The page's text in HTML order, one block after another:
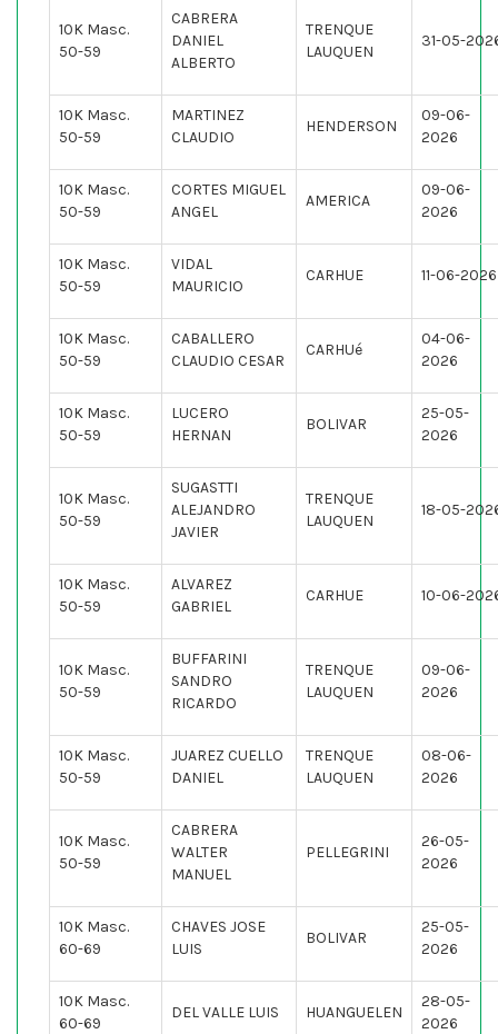
10K Masc.
50-59
CABRERA
DANIEL
ALBERTO
TRENQUE
LAUQUEN
31-05-
10K Masc.
50-59
MARTINEZ
CLAUDIO
HENDERSON
09-06-
2026
10K Masc.
50-59
CORTES MIGUEL
ANGEL
AMERICA
09-06-
2026
10K Masc.
50-59
VIDAL
MAURICIO
CARHUE 11-06-2026
10K Masc.
50-59
CABALLERO
CLAUDIO CESAR
CARHUé
04-06-
2026
10K Masc.
50-59
LUCERO
HERNAN
BOLIVAR
25-05-
2026
10K Masc.
50-59
SUGASTTI
ALEJANDRO
JAVIER
TRENQUE
LAUQUEN
18-05-
10K Masc.
50-59
ALVAREZ
GABRIEL
CARHUE 10-06-
10K Masc.
50-59
BUFFARINI
SANDRO
RICARDO
TRENQUE
LAUQUEN
09-06-
2026
10K Masc.
50-59
JUAREZ CUELLO
DANIEL
TRENQUE
LAUQUEN
08-06-
2026
10K Masc.
50-59
CABRERA
WALTER
MANUEL
PELLEGRINI
26-05-
2026
10K Masc.
60-69
CHAVES JOSE
LUIS
BOLIVAR
25-05-
2026
10K Masc.
60-69
DEL VALLE LUIS HUANGUELEN
28-05-
2026